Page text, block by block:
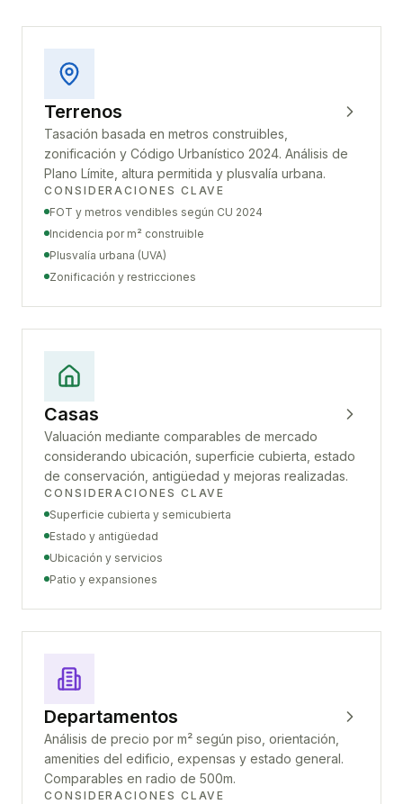
Terrenos
Tasación basada en metros construibles,
zonificación y Código Urbanístico 2024. Análisis de
Plano Límite, altura permitida y plusvalía urbana.
CONSIDERACIONES CLAVE
FOT y metros vendibles según CU 2024
Incidencia por m² construible
Plusvalía urbana (UVA)
Zonificación y restricciones
Casas
Valuación mediante comparables de mercado
considerando ubicación, superficie cubierta, estado
de conservación, antigüedad y mejoras realizadas.
CONSIDERACIONES CLAVE
Superficie cubierta y semicubierta
Estado y antigüedad
Ubicación y servicios
Patio y expansiones
Departamentos
Análisis de precio por m² según piso, orientación,
amenities del edificio, expensas y estado general.
Comparables en radio de 500m.
CONSIDERACIONES CLAVE